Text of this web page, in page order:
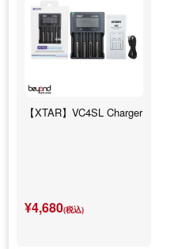
【XTAR】VC4SL Charger
¥4,680(税込)